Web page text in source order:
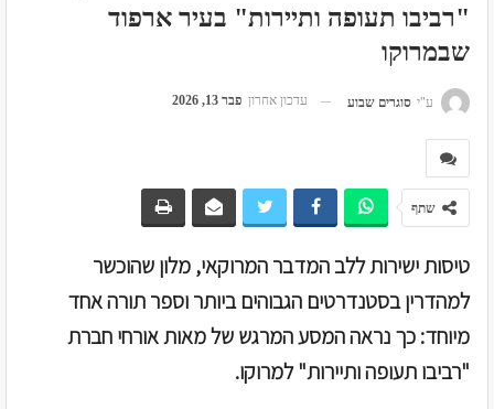
"רביבו תעופה ותיירות" בעיר ארפוד
שבמרוקו
ע"י סוגרים שבוע עדכון אחרון פבר 13, 2026
שתף
טיסות ישירות ללב המדבר המרוקאי, מלון שהוכשר
למהדרין בסטנדרטים הגבוהים ביותר וספר תורה אחד
מיוחד: כך נראה המסע המרגש של מאות אורחי חברת
"רביבו תעופה ותיירות" למרוקו.